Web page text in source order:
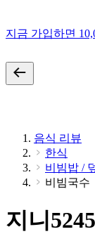
지금 가입하면
음식 리뷰
한식
비빔밥 /
비빔국수
지니